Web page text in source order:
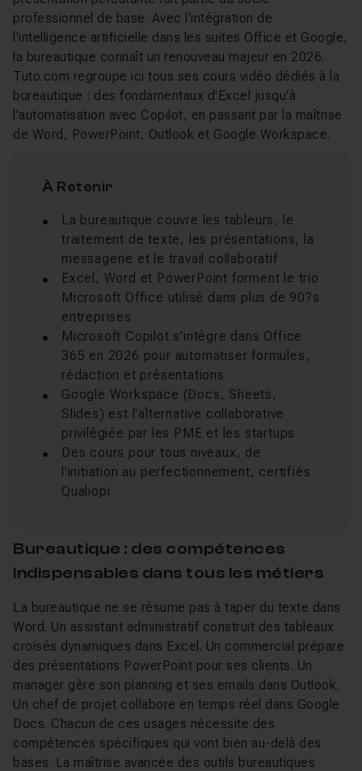
professionnel de base. Avec l'intégration de
l'intelligence artificielle dans les suites Office et Google,
la bureautique connaît un renouveau majeur en 2026.
Tuto.com regroupe ici tous ses cours vidéo dédiés à la
bureautique : des fondamentaux d'Excel jusqu'à
l'automatisation avec Copilot, en passant par la maîtrise
de Word, PowerPoint, Outlook et Google Workspace.
À Retenir
La bureautique couvre les tableurs, le
traitement de texte, les présentations, la
messagerie et le travail collaboratif
Excel, Word et PowerPoint forment le trio
Microsoft Office utilisé dans plus de 90?s
entreprises
Microsoft Copilot s'intègre dans Office
365 en 2026 pour automatiser formules,
rédaction et présentations
Google Workspace (Docs, Sheets,
Slides) est l'alternative collaborative
privilégiée par les PME et les startups
Des cours pour tous niveaux, de
l'initiation au perfectionnement, certifiés
Qualiopi
Bureautique : des compétences
indispensables dans tous les métiers
La bureautique ne se résume pas à taper du texte dans
Word. Un assistant administratif construit des tableaux
croisés dynamiques dans Excel. Un commercial prépare
des présentations PowerPoint pour ses clients. Un
manager gère son planning et ses emails dans Outlook.
Un chef de projet collabore en temps réel dans Google
Docs. Chacun de ces usages nécessite des
compétences spécifiques qui vont bien au-delà des
bases. La maîtrise avancée des outils bureautiques